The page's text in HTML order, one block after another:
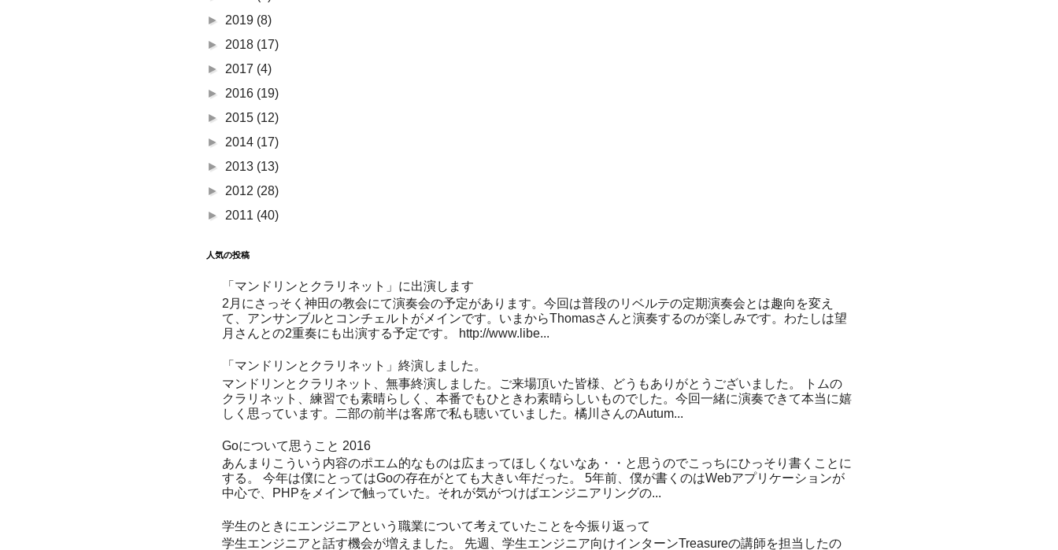
► 2019 (8)
► 2018 (17)
► 2017 (4)
► 2016 (19)
► 2015 (12)
► 2014 (17)
► 2013 (13)
► 2012 (28)
► 2011 (40)
人気の投稿
「マンドリンとクラリネット」に出演します
2月にさっそく神田の教会にて演奏会の予定があります。今回は普段のリベルテの定期演奏会とは趣向を変え
て、アンサンブルとコンチェルトがメインです。いまからThomasさんと演奏するのが楽しみです。わたしは望
月さんとの2重奏にも出演する予定です。 http://www.libe...
「マンドリンとクラリネット」終演しました。
マンドリンとクラリネット、無事終演しました。ご来場頂いた皆様、どうもありがとうございました。 トムの
クラリネット、練習でも素晴らしく、本番でもひときわ素晴らしいものでした。今回一緒に演奏できて本当に嬉
しく思っています。二部の前半は客席で私も聴いていました。橘川さんのAutum...
Goについて思うこと 2016
あんまりこういう内容のポエム的なものは広まってほしくないなあ・・と思うのでこっちにひっそり書くことに
する。 今年は僕にとってはGoの存在がとても大きい年だった。 5年前、僕が書くのはWebアプリケーションが
中心で、PHPをメインで触っていた。それが気がつけばエンジニアリングの...
学生のときにエンジニアという職業について考えていたことを今振り返って
学生エンジニアと話す機会が増えました。 先週、学生エンジニア向けインターンTreasureの講師を担当したの